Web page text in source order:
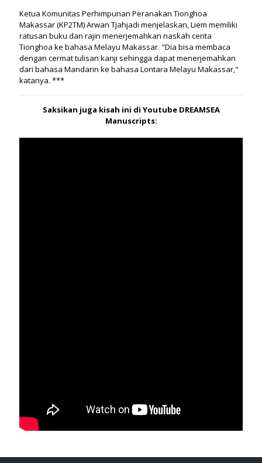
Ketua Komunitas Perhimpunan Peranakan Tionghoa
Makassar (KP2TM) Arwan Tjahjadi menjelaskan, Liem memiliki
ratusan buku dan rajin menerjemahkan naskah cerita
Tionghoa ke bahasa Melayu Makassar. "Dia bisa membaca
dengan cermat tulisan kanji sehingga dapat menerjemahkan
dari bahasa Mandarin ke bahasa Lontara Melayu Makassar,"
katanya. ***
Saksikan juga kisah ini di Youtube DREAMSEA
Manuscripts: